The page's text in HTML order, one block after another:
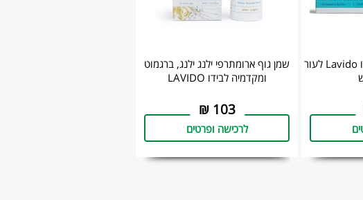
קרם לילה 50 מ"ל - לבידו Lavido לעור
‎שמן גוף ארומתרפי ילנג ילנג, ברגמוט
ומקדמיה לבידו LAVIDO
103
₪
לרכישה ופרטים